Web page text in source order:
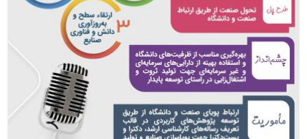
و دانشگاه در استان فارس فراهم شده است گفت:مجموعه
شهرک های صنعتی استان نیازمند گسترش همکاری ها با
دانشگاه ها است تا از این طریق بتوانیم با روش های علمی
و پژوهشی به رفع مشکلات صنعت بپردازیم.
وی با بیان اینکه نگاه ما به همکاری با دانشگاه ها تعاملی ،
کاربردی و عملیاتی است گفت:برای این موضوع مهم به
دنبال کارهای کلیشه ای و شعاری نیستیم و هدف استفاده از
ظرفیت های علمی و تحقیقاتی برای رفع مشکلات و ارتقای
جایگاه صنعت استان است.
طراح طرح پل نیز با اشاره به اهداف این طرح در زمینه